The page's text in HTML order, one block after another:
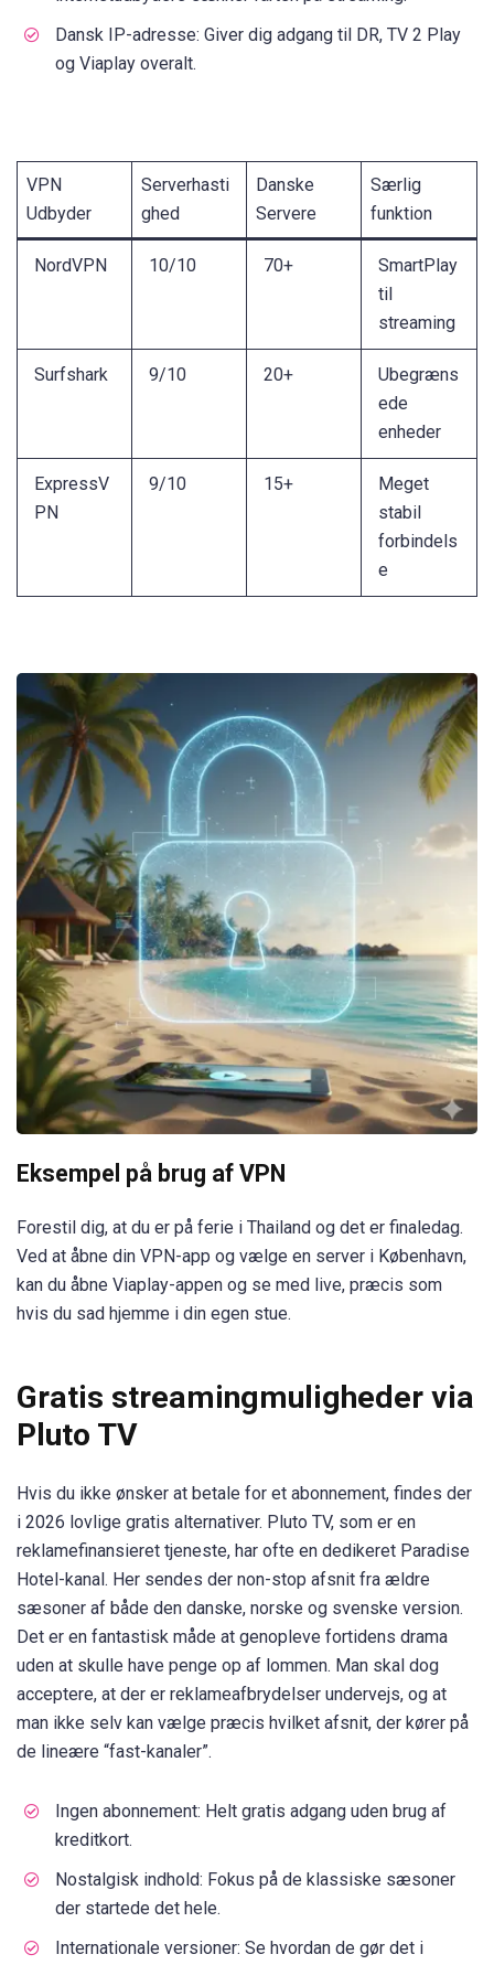
Dansk IP-adresse: Giver dig adgang til DR, TV 2 Play
og Viaplay overalt.
VPN
Udbyder
Serverhasti
ghed
Danske
Servere
Særlig
funktion
NordVPN 10/10 70+
SmartPlay
til
streaming
Surfshark 9/10 20+
Ubegræns
ede
enheder
ExpressV
PN
9/10 15+
Meget
stabil
forbindels
e
Eksempel på brug af VPN
Forestil dig, at du er på ferie i Thailand og det er finaledag.
Ved at åbne din VPN-app og vælge en server i København,
kan du åbne Viaplay-appen og se med live, præcis som
hvis du sad hjemme i din egen stue.
Gratis streamingmuligheder via
Pluto TV
Hvis du ikke ønsker at betale for et abonnement, findes der
i 2026 lovlige gratis alternativer. Pluto TV, som er en
reklamefinansieret tjeneste, har ofte en dedikeret Paradise
Hotel-kanal. Her sendes der non-stop afsnit fra ældre
sæsoner af både den danske, norske og svenske version.
Det er en fantastisk måde at genopleve fortidens drama
uden at skulle have penge op af lommen. Man skal dog
acceptere, at der er reklameafbrydelser undervejs, og at
man ikke selv kan vælge præcis hvilket afsnit, der kører på
de lineære “fast-kanaler”.
Ingen abonnement: Helt gratis adgang uden brug af
kreditkort.
Nostalgisk indhold: Fokus på de klassiske sæsoner
der startede det hele.
Internationale versioner: Se hvordan de gør det i